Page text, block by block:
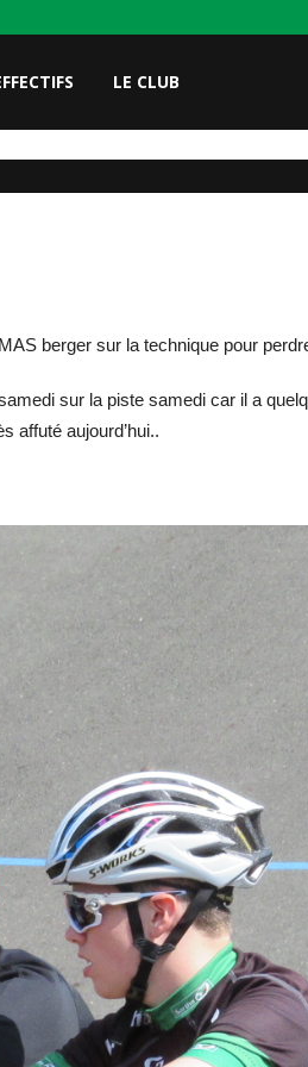
LE CLUB
berger sur la technique pour
sur la piste samedi car il a
affuté aujourd’hui..